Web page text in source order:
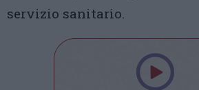
servizio sanitario.